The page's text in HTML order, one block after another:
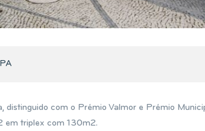
distinguido com o Prémio Valmor e Prémio
em triplex com 130m2.